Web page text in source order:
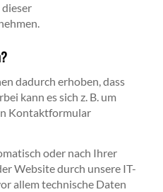
dadurch erhoben, dass
kann es sich z. B. um
Kontaktformular
oder nach Ihrer
Website durch unsere IT-
allem technische Daten